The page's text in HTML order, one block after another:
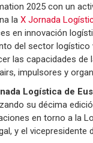
2025 con un
la X Jornada
en innovación
del sector logístico
las capacidades de
impulsores y
Logística de
su décima
en torno a la
y el vicepresidente